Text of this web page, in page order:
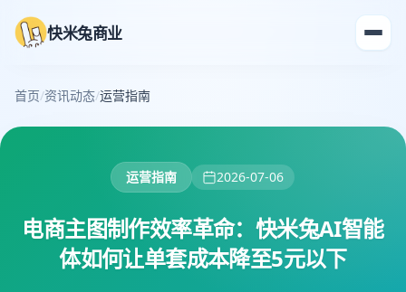
快米兔商业
首页/资讯动态/运营指南
运营指南 2026-07-06
电商主图制作效率革命：快米兔AI智能
体如何让单套成本降至5元以下